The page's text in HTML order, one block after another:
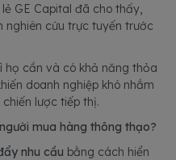
GE Capital đã cho thấy,
nghiên cứu trực tuyến trước
họ cần và có khả năng thỏa
doanh nghiệp khó nhắm
lược tiếp thị.
mua hàng thông thạo?
nhu cầu bằng cách hiển